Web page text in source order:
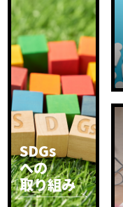
SDGs
への
取り組み